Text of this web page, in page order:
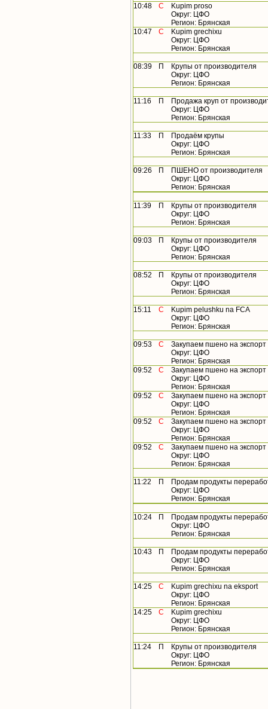
10:48 С
Kupim proso
Округ: ЦФО
Регион: Брянская
10:47
С
Kupim grechixu
Округ: ЦФО
Регион: Брянская
08:39 П
Крупы от производителя
Округ: ЦФО
Регион: Брянская
11:16 П
Продажа круп от
Округ: ЦФО
Регион: Брянская
11:33 П
Продаём крупы
Округ: ЦФО
Регион: Брянская
09:26 П
ПШЕНО от производителя
Округ: ЦФО
Регион: Брянская
11:39 П
Крупы от производителя
Округ: ЦФО
Регион: Брянская
09:03 П
Крупы от производителя
Округ: ЦФО
Регион: Брянская
08:52 П
Крупы от производителя
Округ: ЦФО
Регион: Брянская
15:11 С
Kupim pelushku na FCA
Округ: ЦФО
Регион: Брянская
09:53 С
Закупаем пшено на экспорт
Округ: ЦФО
Регион: Брянская
09:52
С
Закупаем пшено на
Округ: ЦФО
Регион: Брянская
09:52
С
Закупаем пшено на экспорт
Округ: ЦФО
Регион: Брянская
09:52
С
Закупаем пшено на экспорт
Округ: ЦФО
Регион: Брянская
09:52
С
Закупаем пшено на
Округ: ЦФО
Регион: Брянская
11:22 П
Продам продукты
Округ: ЦФО
Регион: Брянская
10:24 П
Продам продукты
Округ: ЦФО
Регион: Брянская
10:43 П
Продам продукты
Округ: ЦФО
Регион: Брянская
14:25 С
Kupim grechixu na eksport
Округ: ЦФО
Регион: Брянская
14:25
С
Kupim grechixu
Округ: ЦФО
Регион: Брянская
11:24 П
Крупы от производителя
Округ: ЦФО
Регион: Брянская